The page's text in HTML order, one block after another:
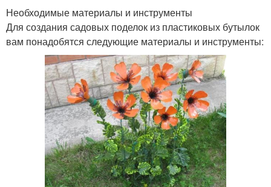
Необходимые материалы и инструменты
Для создания садовых поделок из пластиковых бутылок
вам понадобятся следующие материалы и инструменты: